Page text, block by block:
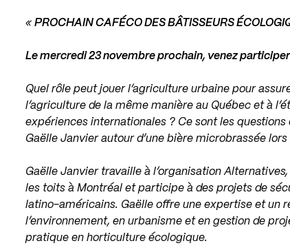
«PROCHAIN CAFÉCO DES BÂTISSEURS
Le mercredi 23 novembre prochain, venez
Quel rôle peut jouer l’agriculture urbaine pour
l’agriculture de la même manière au Québec et à
expériences internationales ? Ce sont les
Gaëlle Janvier autour d’une bière microbrassée
Gaëlle Janvier travaille à l’organisation
les toits à Montréal et participe à des projets de
latino-américains. Gaëlle offre une expertise et un
l’environnement, en urbanisme et en gestion de
pratique en horticulture écologique.